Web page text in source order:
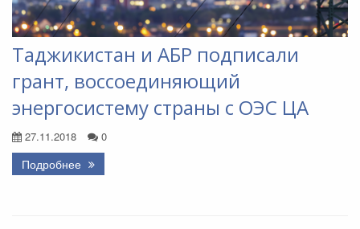
Таджикистан и АБР подписали
грант, воссоединяющий
энергосистему страны с ОЭС ЦА
27.11.2018 0
Подробнее